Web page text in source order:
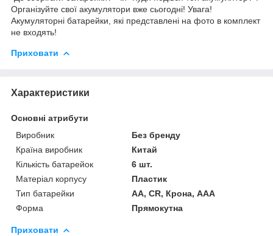
Організуйте свої акумулятори вже сьогодні! Увага!
Акумуляторні батарейки, які представлені на фото в комплект
не входять!
Приховати
Характеристики
Основні атрибути
Виробник
Без бренду
Країна виробник
Китай
Кількість батарейок
6 шт.
Матеріал корпусу
Пластик
Тип батарейки
АА, CR, Крона, ААА
Форма
Прямокутна
Приховати